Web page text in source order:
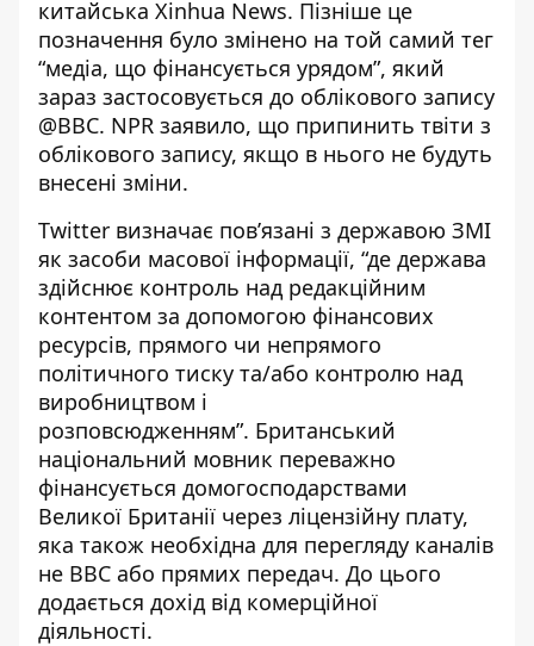
китайська Xinhua News. Пізніше це
позначення було змінено на той самий тег
“медіа, що фінансується урядом”, який
зараз застосовується до облікового запису
@BBC. NPR заявило, що припинить твіти з
облікового запису, якщо в нього не будуть
внесені зміни.
Twitter визначає пов’язані з державою ЗМІ
як засоби масової інформації, “де держава
здійснює контроль над редакційним
контентом за допомогою фінансових
ресурсів, прямого чи непрямого
політичного тиску та/або контролю над
виробництвом і
розповсюдженням”. Британський
національний мовник переважно
фінансується домогосподарствами
Великої Британії через ліцензійну плату,
яка також необхідна для перегляду каналів
не BBC або прямих передач. До цього
додається дохід від комерційної
діяльності.